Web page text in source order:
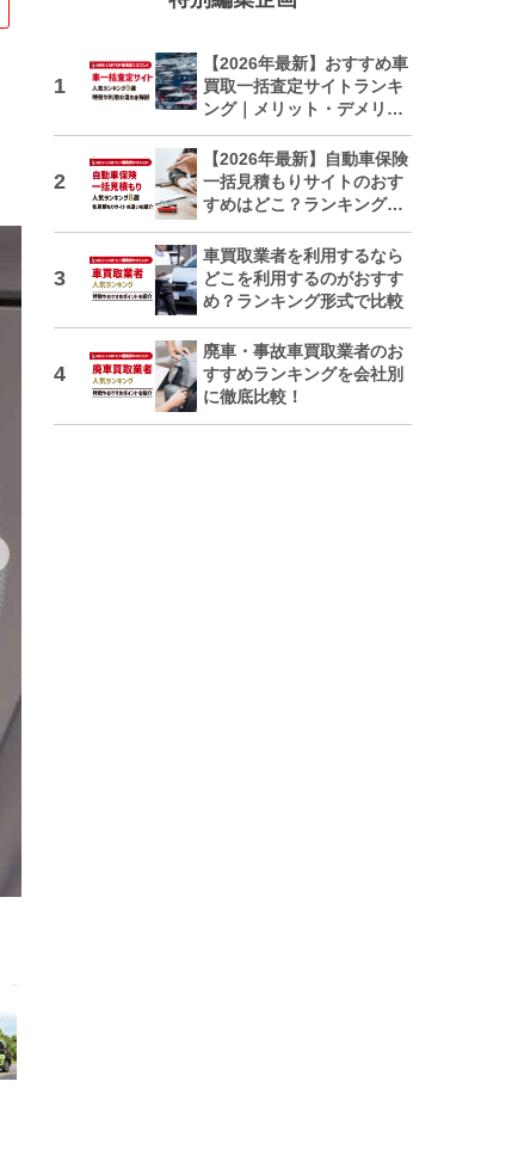
【2026年最新】おすすめ車
買取一括査定サイトランキ
ング｜メリット・デメリッ
トも解説
【2026年最新】自動車保険
一括見積もりサイトのおす
すめはどこ？ランキングで
車買取業者を利用するなら
どこを利用するのがおすす
め？ランキング形式で比較
廃車・事故車買取業者のお
すすめランキングを会社別
に徹底比較！